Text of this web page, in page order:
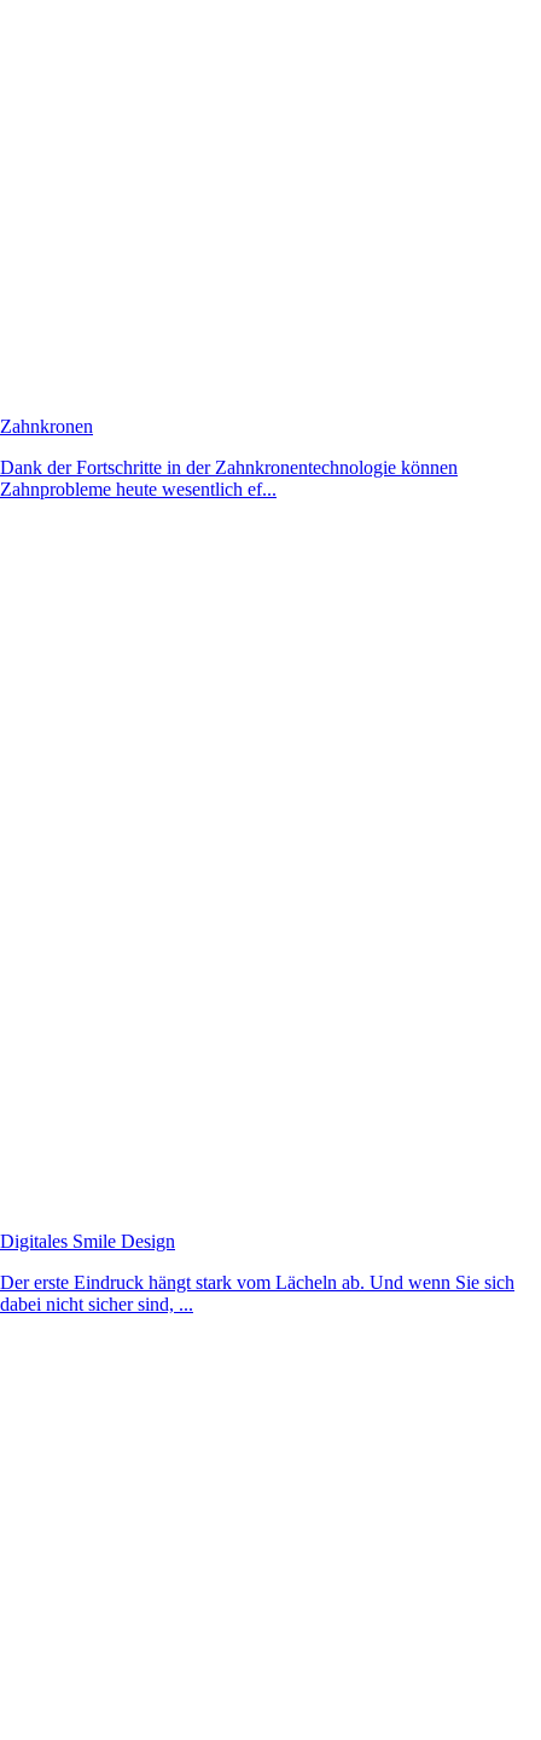
Zahnkronen
Dank der Fortschritte in der Zahnkronentechnologie können
Zahnprobleme heute wesentlich ef...
Digitales Smile Design
Der erste Eindruck hängt stark vom Lächeln ab. Und wenn Sie sich
dabei nicht sicher sind, ...